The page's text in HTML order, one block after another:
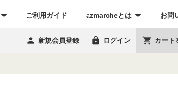
ご利用ガイド (current)azmarcheとは お問
 新規会員登録  ログイン  カート